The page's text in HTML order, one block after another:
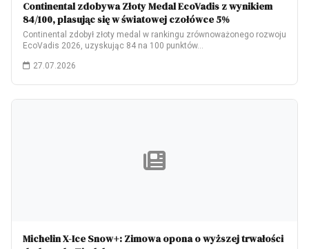
Continental zdobywa Złoty Medal EcoVadis z wynikiem
84/100, plasując się w światowej czołówce 5%
Continental zdobył złoty medal w rankingu zrównoważonego rozwoju
EcoVadis 2026, uzyskując 84 na 100 punktów…
27.07.2026
Michelin X-Ice Snow+: Zimowa opona o wyższej trwałości